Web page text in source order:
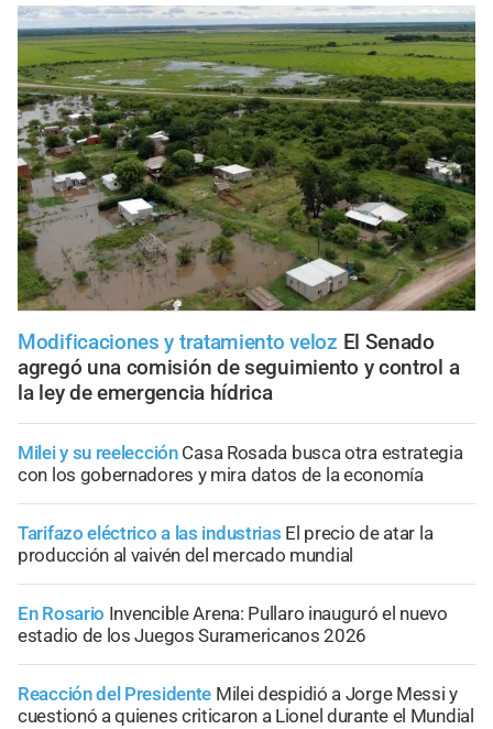
Modificaciones y tratamiento veloz El Senado
agregó una comisión de seguimiento y control a
la ley de emergencia hídrica
Milei y su reelección Casa Rosada busca otra estrategia
con los gobernadores y mira datos de la economía
Tarifazo eléctrico a las industrias El precio de atar la
producción al vaivén del mercado mundial
En Rosario Invencible Arena: Pullaro inauguró el nuevo
estadio de los Juegos Suramericanos 2026
Reacción del Presidente Milei despidió a Jorge Messi y
cuestionó a quienes criticaron a Lionel durante el Mundial